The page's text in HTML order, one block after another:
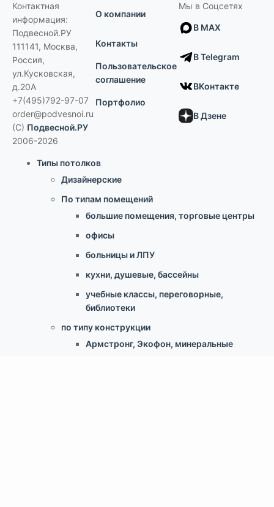
Контактная
информация:
Подвесной.РУ
111141, Москва,
Россия,
ул.Кусковская,
д.20А
+7(495)792-97-07
order@podvesnoi.ru
(C) Подвесной.РУ
2006-2026
О компании
Контакты
Пользовательское
соглашение
Портфолио
Мы в Соцсетях
В MAX
В Telegram
ВКонтакте
В Дзене
Типы потолков
Дизайнерские
По типам помещений
большие помещения, торговые центры
офисы
больницы и ЛПУ
кухни, душевые, бассейны
учебные классы, переговорные,
библиотеки
по типу конструкции
Армстронг, Экофон, минеральные